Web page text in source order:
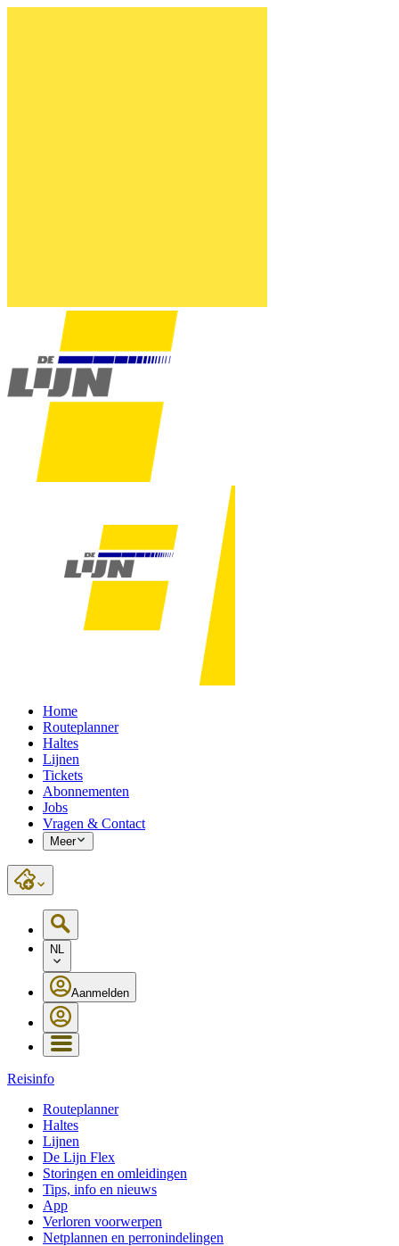
Home
Routeplanner
Haltes
Lijnen
Tickets
Abonnementen
Jobs
Vragen & Contact
Meer
NL
Aanmelden
Reisinfo
Routeplanner
Haltes
Lijnen
De Lijn Flex
Storingen en omleidingen
Tips, info en nieuws
App
Verloren voorwerpen
Netplannen en perronindelingen